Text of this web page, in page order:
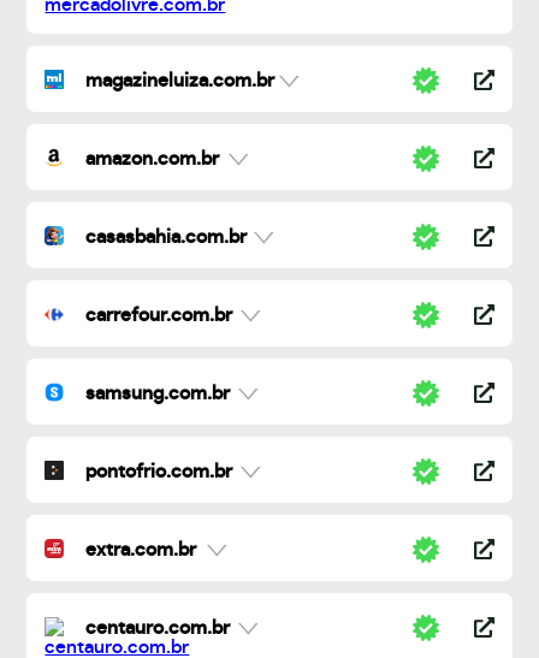
magazineluiza.com.br
amazon.com.br
casasbahia.com.br
carrefour.com.br
samsung.com.br
pontofrio.com.br
extra.com.br
centauro.com.br